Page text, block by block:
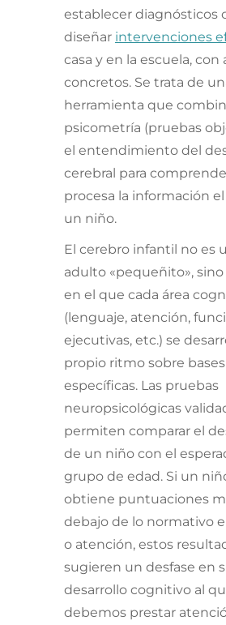
establecer diagnósticos
diseñar intervenciones
casa y en la escuela, con
concretos. Se trata de
herramienta que
psicometría (pruebas
el entendimiento del
cerebral para
procesa la información
un niño.
El cerebro infantil no es
adulto «pequeñito»,
en el que cada área
(lenguaje, atención,
ejecutivas, etc.) se
propio ritmo sobre
específicas. Las pruebas
neuropsicológicas
permiten comparar el
de un niño con el
grupo de edad. Si un
obtiene puntuaciones
debajo de lo normativo
o atención, estos
sugieren un desfase en
desarrollo cognitivo al
debemos prestar